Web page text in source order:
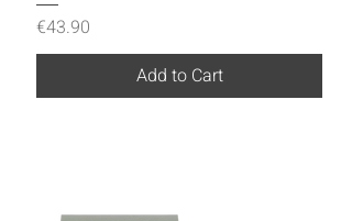
Price
€43.90
Add to Cart